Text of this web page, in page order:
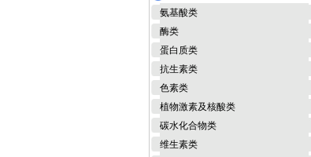
氨基酸类
酶类
蛋白质类
抗生素类
色素类
植物激素及核酸类
碳水化合物类
维生素类